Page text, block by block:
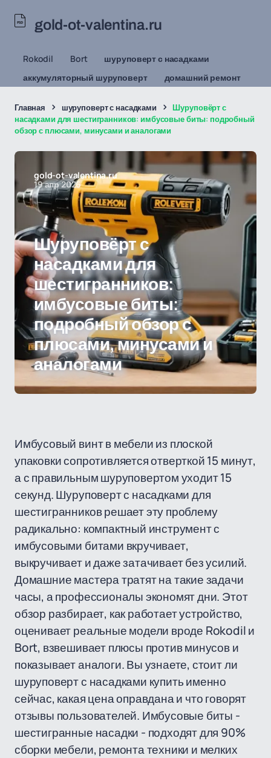
gold-ot-valentina.ru
Rokodil Bort
шуруповерт с насадками
аккумуляторный шуруповерт
домашний ремонт
Главная шуруповерт с насадками
Шуруповёрт с
насадками для шестигранников: имбусовые биты: подробный
обзор с плюсами, минусами и аналогами
gold-ot-valentina.ru
19 апр 2026
Шуруповёрт с
насадками для
шестигранников:
имбусовые биты:
подробный обзор с
плюсами, минусами и
аналогами
Имбусовый винт в мебели из плоской
упаковки сопротивляется отверткой 15 минут,
а с правильным шуруповертом уходит 15
секунд. Шуруповерт с насадками для
шестигранников решает эту проблему
радикально: компактный инструмент с
имбусовыми битами вкручивает,
выкручивает и даже затачивает без усилий.
Домашние мастера тратят на такие задачи
часы, а профессионалы экономят дни. Этот
обзор разбирает, как работает устройство,
оценивает реальные модели вроде Rokodil и
Bort, взвешивает плюсы против минусов и
показывает аналоги. Вы узнаете, стоит ли
шуруповерт с насадками купить именно
сейчас, какая цена оправдана и что говорят
отзывы пользователей. Имбусовые биты -
шестигранные насадки - подходят для 90%
сборки мебели, ремонта техники и мелких